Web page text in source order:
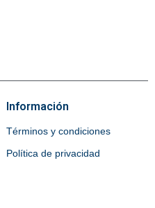
Información
Términos y condiciones
Política de privacidad